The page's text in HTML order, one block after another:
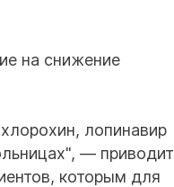
на снижение
лопинавир
— приводит
которым для